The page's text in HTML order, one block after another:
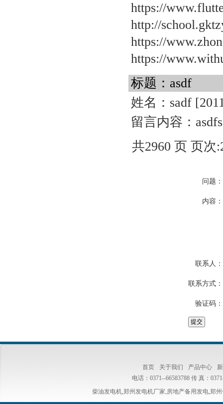
https://
http://
https://
https://
标题：asdf
姓名：sadf
留言内容：
共2960 页 页次
问题：
内容：
联系人：
联系方式：
验证码：
首页 关于我们 产品中心
电话：0371--66583788 传 真：
柴油发电机,郑州发电机厂家,房地产备用发电,郑